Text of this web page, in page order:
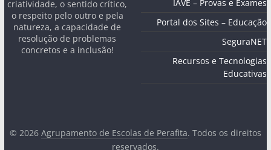
criatividade, o sentido crítico,
o respeito pelo outro e pela
natureza, a capacidade de
resolução de problemas
concretos e a inclusão!
IAVE – Provas e Exames
Portal dos Sites – Educação
SeguraNET
Recursos e Tecnologias
Educativas
© 2026 Agrupamento de Escolas de Perafita. Todos os direitos
reservados.